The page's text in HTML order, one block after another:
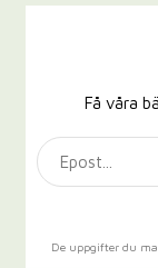
Få våra
De uppgifter du